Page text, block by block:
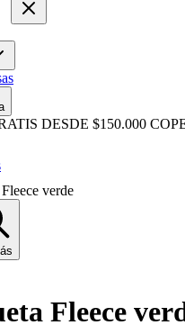
DESDE $150.000 COP
verde
Fleece